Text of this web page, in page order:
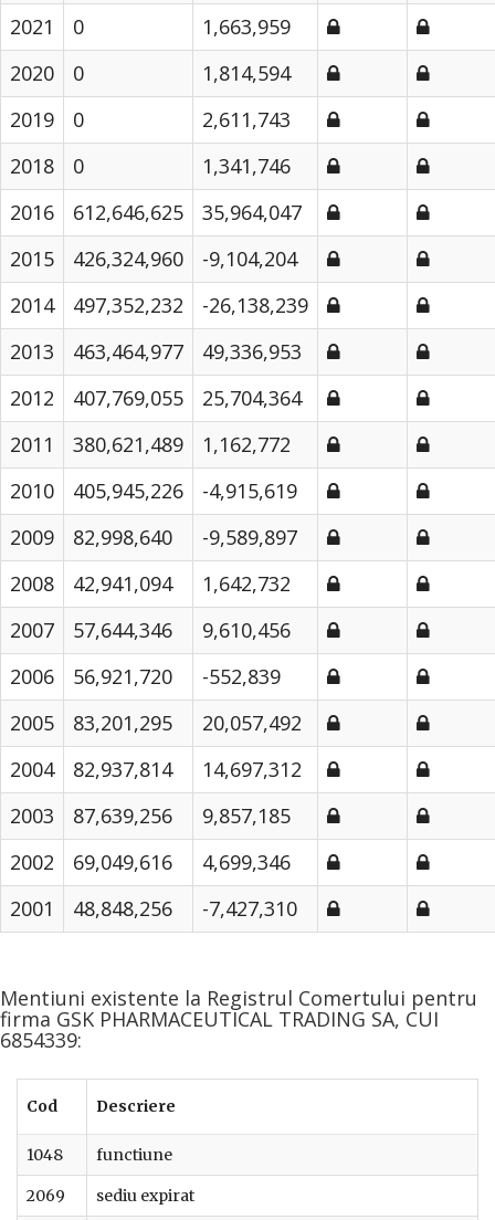
2021
0
1,663,959
2020
0
1,814,594
2019
0
2,611,743
2018
0
1,341,746
2016
612,646,625
35,964,047
2015
426,324,960
-9,104,204
2014
497,352,232
-26,138,239
2013
463,464,977
49,336,953
2012
407,769,055
25,704,364
2011
380,621,489
1,162,772
2010
405,945,226
-4,915,619
2009
82,998,640
-9,589,897
2008
42,941,094
1,642,732
2007
57,644,346
9,610,456
2006
56,921,720
-552,839
2005
83,201,295
20,057,492
2004
82,937,814
14,697,312
2003
87,639,256
9,857,185
2002
69,049,616
4,699,346
2001
48,848,256 -7,427,310
Mentiuni existente la Registrul Comertului pentru
firma GSK PHARMACEUTICAL TRADING SA, CUI
6854339:
Cod Descriere
1048 functiune
2069 sediu expirat